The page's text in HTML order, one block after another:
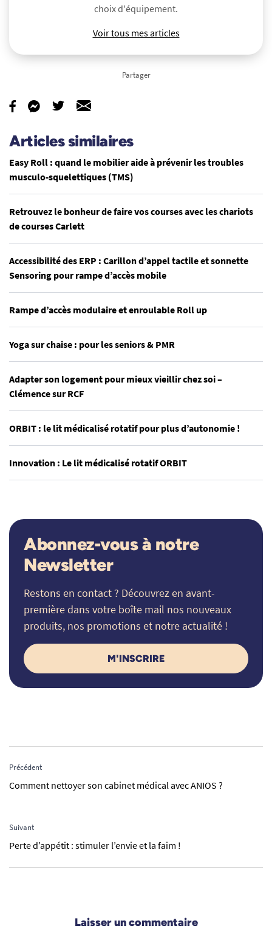
choix d'équipement.
Voir tous mes articles
Partager
Articles similaires
Easy Roll : quand le mobilier aide à prévenir les troubles
musculo-squelettiques (TMS)
Retrouvez le bonheur de faire vos courses avec les chariots
de courses Carlett
Accessibilité des ERP : Carillon d’appel tactile et sonnette
Sensoring pour rampe d’accès mobile
Rampe d’accès modulaire et enroulable Roll up
Yoga sur chaise : pour les seniors & PMR
Adapter son logement pour mieux vieillir chez soi –
Clémence sur RCF
ORBIT : le lit médicalisé rotatif pour plus d’autonomie !
Innovation : Le lit médicalisé rotatif ORBIT
Abonnez-vous à notre
Newsletter
Restons en contact ? Découvrez en avant-
première dans votre boîte mail nos nouveaux
produits, nos promotions et notre actualité !
M'INSCRIRE
Précédent
Comment nettoyer son cabinet médical avec ANIOS ?
Suivant
Perte d’appétit : stimuler l’envie et la faim !
Laisser un commentaire